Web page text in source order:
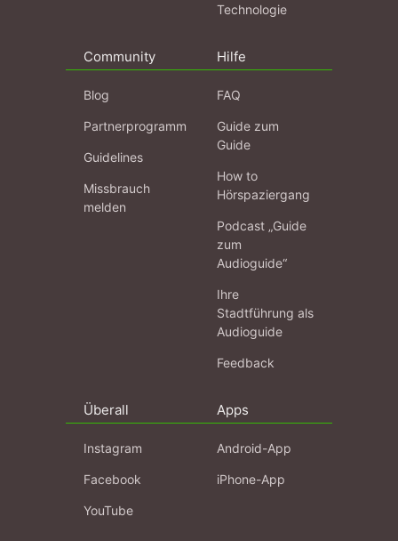
Technologie
Community
Blog
Partnerprogramm
Guidelines
Missbrauch
melden
Hilfe
FAQ
Guide zum
Guide
How to
Hörspaziergang
Podcast „Guide
zum
Audioguide“
Ihre
Stadtführung als
Audioguide
Feedback
Überall
Instagram
Facebook
YouTube
Apps
Android-App
iPhone-App